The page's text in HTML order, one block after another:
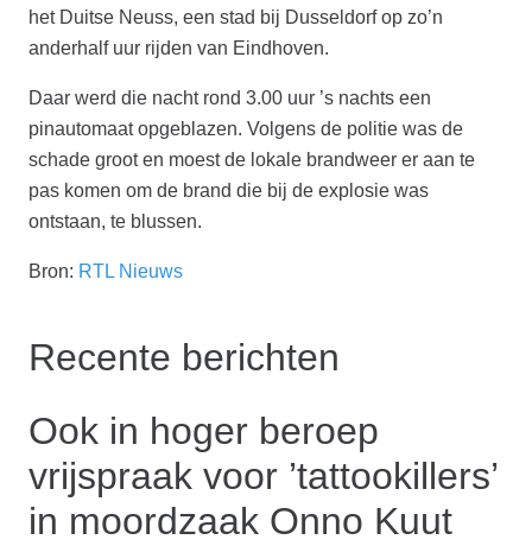
het Duitse Neuss, een stad bij Dusseldorf op zo’n
anderhalf uur rijden van Eindhoven.
Daar werd die nacht rond 3.00 uur ’s nachts een
pinautomaat opgeblazen. Volgens de politie was de
schade groot en moest de lokale brandweer er aan te
pas komen om de brand die bij de explosie was
ontstaan, te blussen.
Bron: RTL Nieuws
Recente berichten
Ook in hoger beroep
vrijspraak voor ’tattookillers’
in moordzaak Onno Kuut